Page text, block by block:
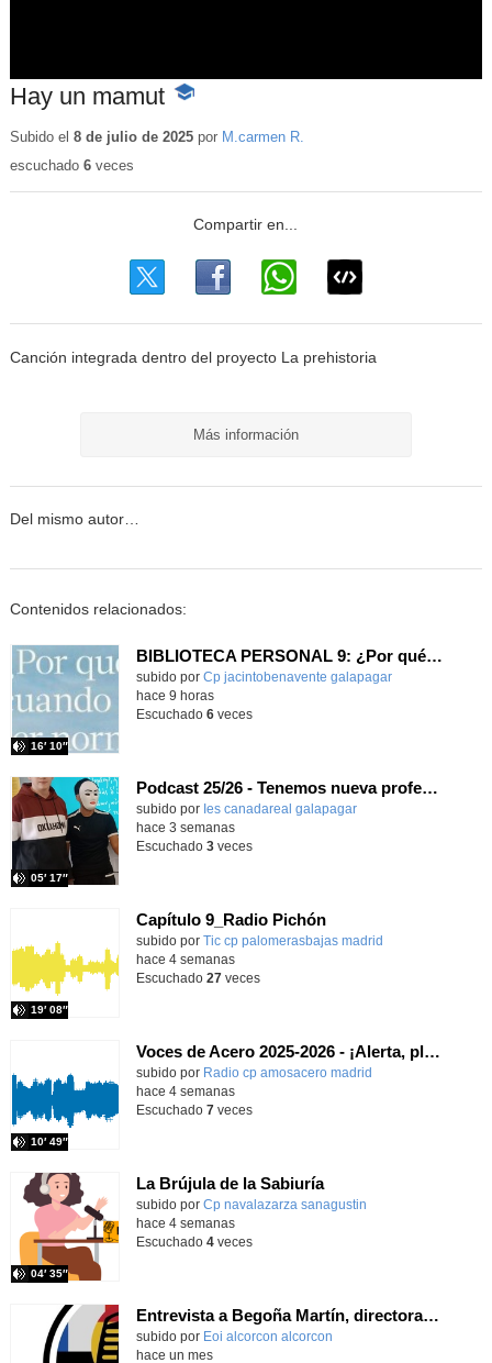
Hay un mamut -
educativo
Subido el 8 de julio de 2025por M.carmen R.
escuchado 6veces
Canción integrada dentro del proyecto La prehistoria
Más información
Del mismo autor…
Contenidos relacionados:
BIBLIOTECA PERSONAL 9: ¿Por qué ser feliz cuando puedes ser normal?
Contenido educativo.
subido por Cp jacintobenavente galapagar
16′ 10″
-
hace 9 horas
Escuchado 6veces
Podcast 25/26 - Tenemos nueva profesora de Griego ¿Conoces a María Eugenia?
subido por Ies canadareal galapagar
05′ 17″
-
hace 3 semanas
Escuchado 3veces
Capítulo 9_Radio Pichón
Contenido educativo.
subido por Tic cp palomerasbajas madrid
19′ 08″
hace 4 semanas
Escuchado 27veces
Voces de Acero 2025-2026 - ¡Alerta, planeta!
Contenido educativo.
subido por Radio cp amosacero madrid
10′ 49″
hace 4 semanas
Escuchado 7veces
La Brújula de la Sabiuría
Contenido educativo.
subido por Cp navalazarza sanagustin
04′ 35″
hace 4 semanas
Escuchado 4veces
Entrevista a Begoña Martín, directora de la EOI Alcorcón-Ext. S. Martín
subido por Eoi alcorcon alcorcon
hace un mes